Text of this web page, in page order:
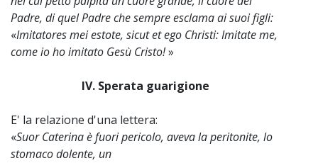
Padre, di quel Padre che sempre esclama ai suoi figli:
«Imitatores mei estote, sicut et ego Christi: Imitate me,
come io ho imitato Gesù Cristo!»
IV. Sperata guarigione
E' la relazione d'una lettera:
«Suor Caterina è fuori pericolo, aveva la peritonite, lo
stomaco dolente, un